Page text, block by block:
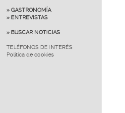
» GASTRONOMÍA
» ENTREVISTAS
» BUSCAR NOTICIAS
TELÉFONOS DE INTERÉS
Política de cookies